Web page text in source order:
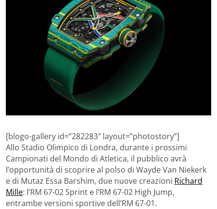
[blogo-gallery id=”282283″ layout=”photostory”]
Allo Stadio Olimpico di Londra, durante i prossimi
Campionati del Mondo di Atletica, il pubblico avrà
l’opportunità di scoprire al polso di Wayde Van Niekerk
e di Mutaz Essa Barshim, due nuove creazioni Richard
Mille: l’RM 67-02 Sprint e l’RM 67-02 High Jump,
entrambe versioni sportive dell’RM 67-01.